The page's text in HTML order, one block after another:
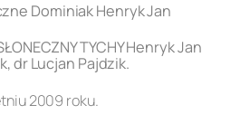
Dominiak Henryk Jan
TYCHY Henryk Jan
dr Lucjan Pajdzik.
2009 roku.